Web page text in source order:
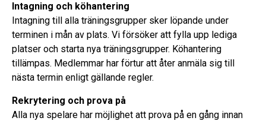
Intagning och köhantering
Intagning till alla träningsgrupper sker löpande under
terminen i mån av plats. Vi försöker att fylla upp lediga
platser och starta nya träningsgrupper. Köhantering
tillämpas. Medlemmar har förtur att åter anmäla sig till
nästa termin enligt gällande regler.
Rekrytering och prova på
Alla nya spelare har möjlighet att prova på en gång innan